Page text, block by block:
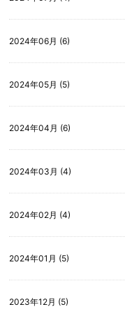
2024年06月 (6)
2024年05月 (5)
2024年04月 (6)
2024年03月 (4)
2024年02月 (4)
2024年01月 (5)
2023年12月 (5)